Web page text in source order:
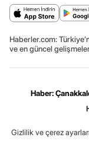
Haberler.com:
ve en güncel
Haber:
Gizlilik ve çerez ayarları